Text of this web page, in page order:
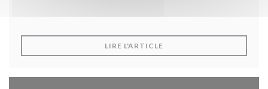
LIRE L'ARTICLE((OUVRE UNE NOUVELLE